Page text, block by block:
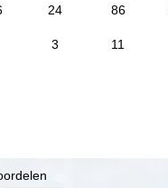
24 86
3 11